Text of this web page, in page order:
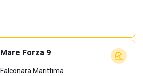
Mare Forza 9
Falconara Marittima